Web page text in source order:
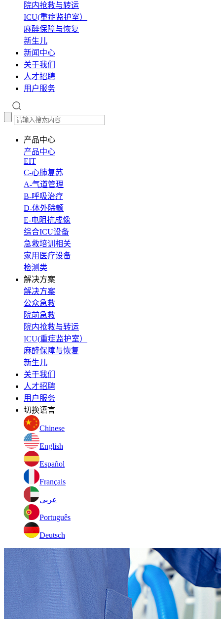
院内抢救与转运
ICU(重症监护室）
麻醉保障与恢复
新生儿
新闻中心
关于我们
人才招聘
用户服务
产品中心
产品中心
EIT
C-心肺复苏
A-气道管理
B-呼吸治疗
D-体外除颤
E-电阻抗成像
综合ICU设备
急救培训相关
家用医疗设备
检测类
解决方案
解决方案
公众急救
院前急救
院内抢救与转运
ICU(重症监护室）
麻醉保障与恢复
新生儿
关于我们
人才招聘
用户服务
切换语言
Chinese
English
Español
Français
عربى
Português
Deutsch